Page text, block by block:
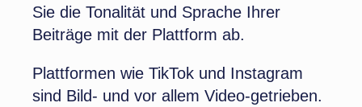
Sie die Tonalität und Sprache Ihrer
Beiträge mit der Plattform ab.
Plattformen wie TikTok und Instagram
sind Bild- und vor allem Video-getrieben.